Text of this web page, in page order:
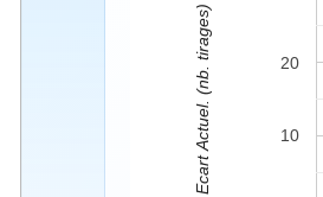
10
20
Ecart Actuel. (nb. tirages)